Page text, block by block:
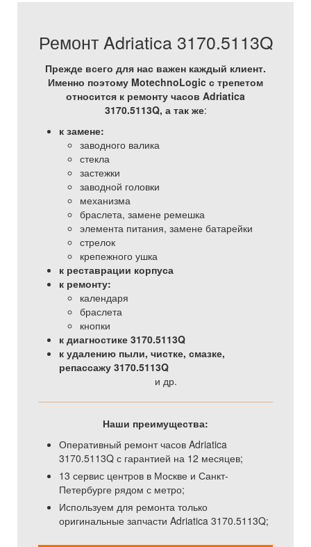
Ремонт Adriatica 3170.5113Q
Прежде всего для нас важен каждый клиент.
Именно поэтому MotechnoLogic с трепетом
относится к ремонту часов Adriatica
3170.5113Q, а так же:
к замене:
заводного валика
стекла
застежки
заводной головки
механизма
браслета, замене ремешка
элемента питания, замене батарейки
стрелок
крепежного ушка
к реставрации корпуса
к ремонту:
календаря
браслета
кнопки
к диагностике 3170.5113Q
к удалению пыли, чистке, смазке,
репассажу 3170.5113Q
и др.
Наши преимущества:
Оперативный ремонт часов Adriatica
3170.5113Q с гарантией на 12 месяцев;
13 сервис центров в Москве и Санкт-
Петербурге рядом с метро;
Используем для ремонта только
оригинальные запчасти Adriatica 3170.5113Q;